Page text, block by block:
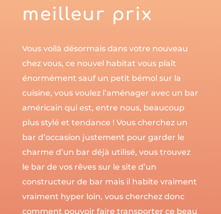
meilleur prix
Vous voilà désormais dans votre nouveau
chez vous, ce nouvel habitat vous plaît
énormément sauf un petit bémol sur la
cuisine, vous voulez l’aménager avec un bar
américain qui est, entre nous, beaucoup
plus stylé et tendance ! Vous cherchez un
bar d’occasion justement pour garder le
charme d’un bar déjà utilisé, vous trouvez
le bar de vos rêves sur le site d’un
constructeur de bar mais il habite vraiment
vraiment hyper loin, vous cherchez donc
comment pouvoir faire transporter ce beau